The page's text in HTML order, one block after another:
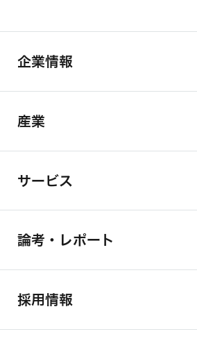
企業情報
産業
サービス
論考・レポート
採用情報